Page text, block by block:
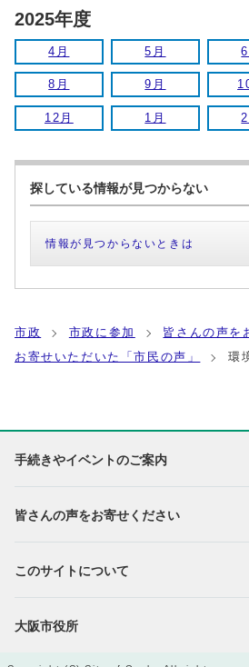
2025年度
4月 5月
8月 9月
12月 1月
探している情報が見つからない
情報が見つからないときは
市政 市政に参加
皆さんの声を
お寄せいただいた「市民の声」
環
手続きやイベントのご案内
皆さんの声をお寄せください
このサイトについて
大阪市役所